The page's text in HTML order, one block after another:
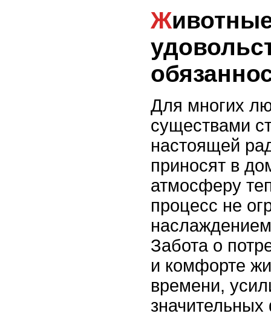
Животные в доме:
Для многих
существами
настоящей
приносят в
атмосферу
процесс не
Забота о
и комфорте
времени,
значительных